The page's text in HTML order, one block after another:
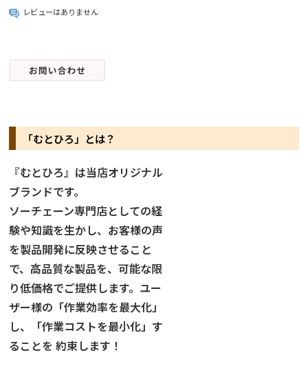
レビューはありません
「むとひろ」とは？
『むとひろ』は当店オリジナル
ブランドです。
ソーチェーン専門店としての経
験や知識を生かし、お客様の声
を製品開発に反映させること
で、高品質な製品を、可能な限
り低価格でご提供します。ユー
ザー様の「作業効率を最大化」
し、「作業コストを最小化」す
ることを 約束します！